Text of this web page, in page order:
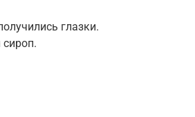
глазки.